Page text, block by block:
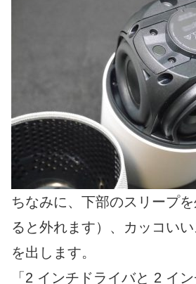
ちなみに、下部のスリープ
ると外れます）、カッコい
を出します。
「2 インチドライバと 2 イ